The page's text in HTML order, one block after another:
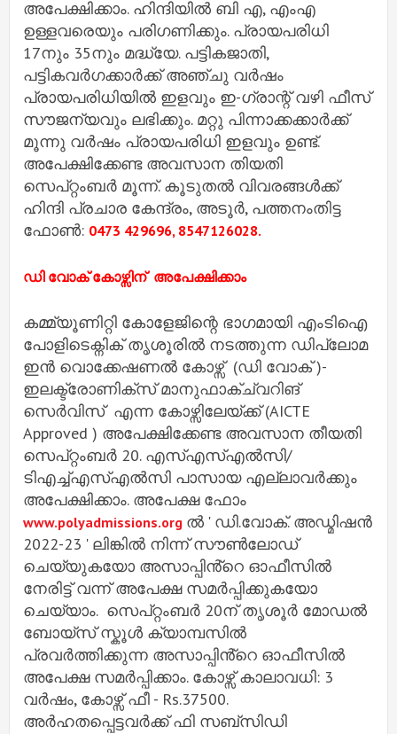
അപേക്ഷിക്കാം. ഹിന്ദിയില്‍ ബി എ, എംഎ
ഉള്ളവരെയും പരിഗണിക്കും. പ്രായപരിധി
17നും 35നും മദ്ധ്യേ. പട്ടികജാതി,
പട്ടികവര്‍ഗക്കാര്‍ക്ക് അഞ്ചു വര്‍ഷം
പ്രായപരിധിയില്‍ ഇളവും ഇ-ഗ്രാന്റ് വഴി ഫീസ്
സൗജന്യവും ലഭിക്കും. മറ്റു പിന്നാക്കക്കാര്‍ക്ക്
മൂന്നു വര്‍ഷം പ്രായപരിധി ഇളവും ഉണ്ട്.
അപേക്ഷിക്കേണ്ട അവസാന തിയതി
സെപ്റ്റംബര്‍ മൂന്ന്. കൂടുതല്‍ വിവരങ്ങള്‍ക്ക്
ഹിന്ദി പ്രചാര കേന്ദ്രം, അടൂര്‍, പത്തനംതിട്ട
ഫോണ്‍: 0473 429696, 8547126028.
ഡി വോക് കോഴ്സിന് അപേക്ഷിക്കാം
കമ്മ്യൂണിറ്റി കോളേജിന്റെ ഭാഗമായി എംടിഐ
പോളിടെക്നിക് തൃശൂരിൽ നടത്തുന്ന ഡിപ്ലോമ
ഇൻ വൊക്കേഷണൽ കോഴ്സ് (ഡി വോക് )-
ഇലക്ട്രോണിക്സ് മാനുഫാക്ച്വറിങ്
സെർവിസ് എന്ന കോഴ്സിലേയ്ക്ക് (AICTE
Approved ) അപേക്ഷിക്കേണ്ട അവസാന തീയതി
സെപ്റ്റംബർ 20. എസ്എസ്എൽസി/
ടിഎച്ച്എസ്എൽസി പാസായ എല്ലാവർക്കും
അപേക്ഷിക്കാം. അപേക്ഷ ഫോം
www.polyadmissions.org ൽ ' ഡി.വോക്. അഡ്മിഷൻ
2022-23 ' ലിങ്കിൽ നിന്ന് സൗൺലോഡ്
ചെയ്യുകയോ അസാപ്പിൻ്റെ ഓഫീസിൽ
നേരിട്ട് വന്ന് അപേക്ഷ സമർപ്പിക്കുകയോ
ചെയ്യാം. സെപ്റ്റംബർ 20ന് തൃശൂർ മോഡൽ
ബോയ്സ് സ്കൂൾ ക്യാമ്പസിൽ
പ്രവർത്തിക്കുന്ന അസാപ്പിൻ്റെ ഓഫീസിൽ
അപേക്ഷ സമർപ്പിക്കാം. കോഴ്സ് കാലാവധി: 3
വർഷം, കോഴ്സ് ഫീ - Rs.37500.
അർഹതപ്പെട്ടവർക്ക് ഫി സബ്സിഡി